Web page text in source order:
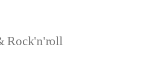
Rock'n'roll